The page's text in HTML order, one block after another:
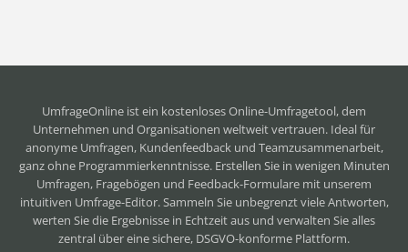
UmfrageOnline ist ein kostenloses Online-Umfragetool, dem
Unternehmen und Organisationen weltweit vertrauen. Ideal für
anonyme Umfragen, Kundenfeedback und Teamzusammenarbeit,
ganz ohne Programmierkenntnisse. Erstellen Sie in wenigen Minuten
Umfragen, Fragebögen und Feedback-Formulare mit unserem
intuitiven Umfrage-Editor. Sammeln Sie unbegrenzt viele Antworten,
werten Sie die Ergebnisse in Echtzeit aus und verwalten Sie alles
zentral über eine sichere, DSGVO-konforme Plattform.